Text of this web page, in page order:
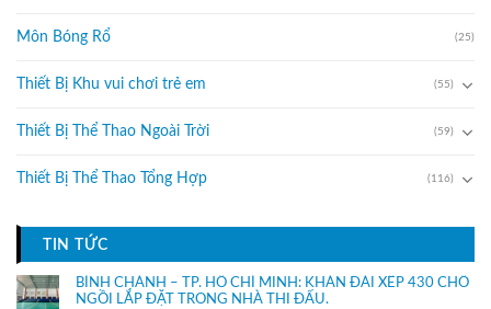
Môn Bóng Rổ (25)
Thiết Bị Khu vui chơi trẻ em (55)
Thiết Bị Thể Thao Ngoài Trời (59)
Thiết Bị Thể Thao Tổng Hợp (116)
TIN TỨC
BÌNH CHÁNH – TP. HỒ CHÍ MINH: KHÁN ĐÀI XẾP 430 CHỔ
NGỒI LẮP ĐẶT TRONG NHÀ THI ĐẤU.